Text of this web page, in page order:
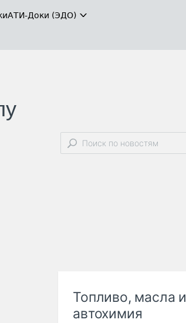
АТИ-Доки (ЭДО)
Топливо, масла и
автохимия